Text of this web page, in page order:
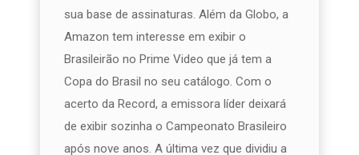
sua base de assinaturas. Além da Globo, a
Amazon tem interesse em exibir o
Brasileirão no Prime Video que já tem a
Copa do Brasil no seu catálogo. Com o
acerto da Record, a emissora líder deixará
de exibir sozinha o Campeonato Brasileiro
após nove anos. A última vez que dividiu a